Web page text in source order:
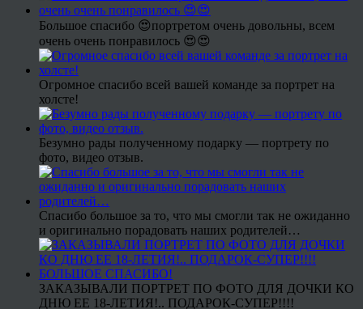
Большое спасибо 😍портретом очень довольны, всем
очень очень понравилось 😍😍
Огромное спасибо всей вашей команде за портрет на
холсте!
Безумно рады полученному подарку — портрету по
фото, видео отзыв.
Спасибо большое за то, что мы смогли так не ожиданно
и оригинально порадовать наших родителей…
ЗАКАЗЫВАЛИ ПОРТРЕТ ПО ФОТО ДЛЯ ДОЧКИ КО
ДНЮ ЕЕ 18-ЛЕТИЯ!.. ПОДАРОК-СУПЕР!!!!